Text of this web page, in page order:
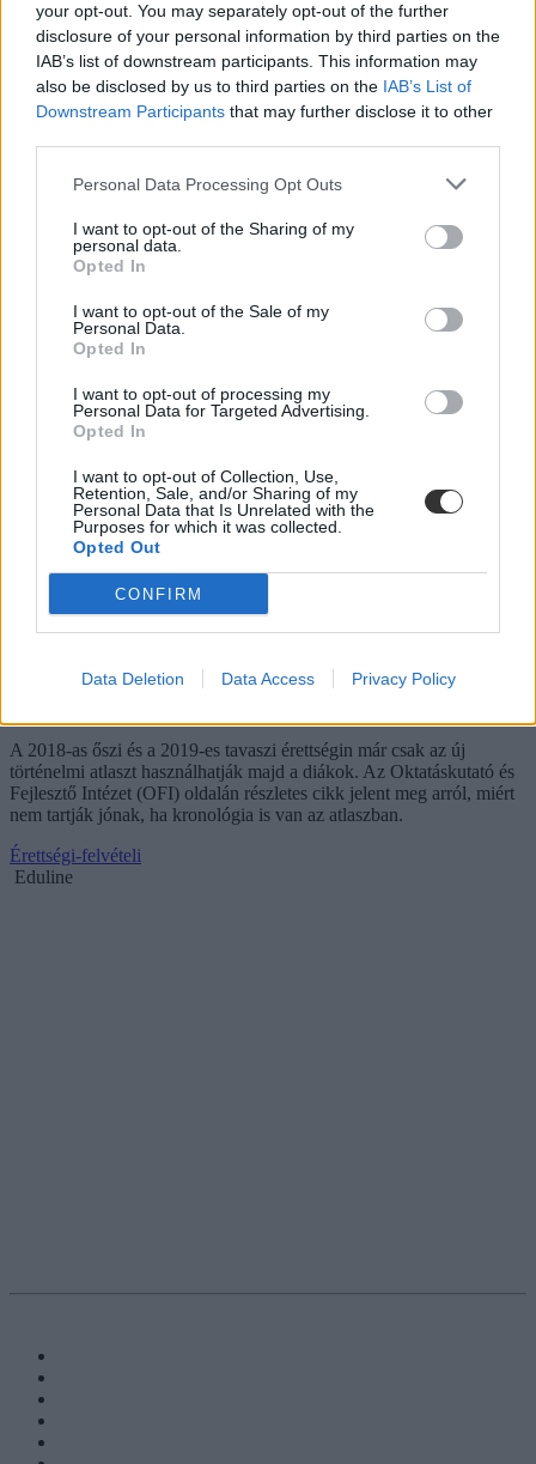
your opt-out. You may separately opt-out of the further
disclosure of your personal information by third parties on the
IAB’s list of downstream participants. This information may
also be disclosed by us to third parties on the IAB’s List of
Downstream Participants that may further disclose it to other
Personal Data Processing Opt Outs
I want to opt-out of the Sharing of my
personal data.
Opted In
I want to opt-out of the Sale of my
Personal Data.
Opted In
I want to opt-out of processing my
Personal Data for Targeted Advertising.
Opted In
I want to opt-out of Collection, Use,
Retention, Sale, and/or Sharing of my
Personal Data that Is Unrelated with the
Purposes for which it was collected.
Opted Out
CONFIRM
Data Deletion Data Access Privacy Policy
Hiába indítottak petíciót a "régi" atlaszok használatáért 11.
évfolyamos középiskolások, hiába tiltakozott a szigorú szabályozás
ellen az egyik tanári szervezet, a 2018-as őszi és a 2019-es tavaszi
érettségin kizárólag az állami fejlesztésű, kronológiát nem tartalmazó
történelematlaszt lehet majd használni.
Érettségi-felvételi
Itt az OFI magyarázata: ezért nincs kronológia az új
A 2018-as őszi és a 2019-es tavaszi érettségin már csak az új
történelmi atlaszt használhatják majd a diákok. Az Oktatáskutató és
Fejlesztő Intézet (OFI) oldalán részletes cikk jelent meg arról, miért
nem tartják jónak, ha kronológia is van az atlaszban.
Érettségi-felvételi
Eduline